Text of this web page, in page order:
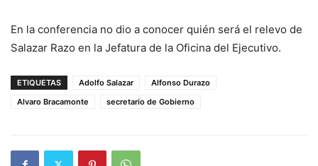
En la conferencia no dio a conocer quién será el relevo de
Salazar Razo en la Jefatura de la Oficina del Ejecutivo.
ETIQUETAS Adolfo Salazar
Alfonso Durazo
Alvaro Bracamonte
secretario de Gobierno